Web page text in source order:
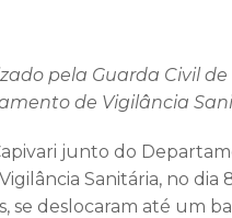
pela Guarda Civil
de Vigilância
junto do
Sanitária, no
se deslocaram até um